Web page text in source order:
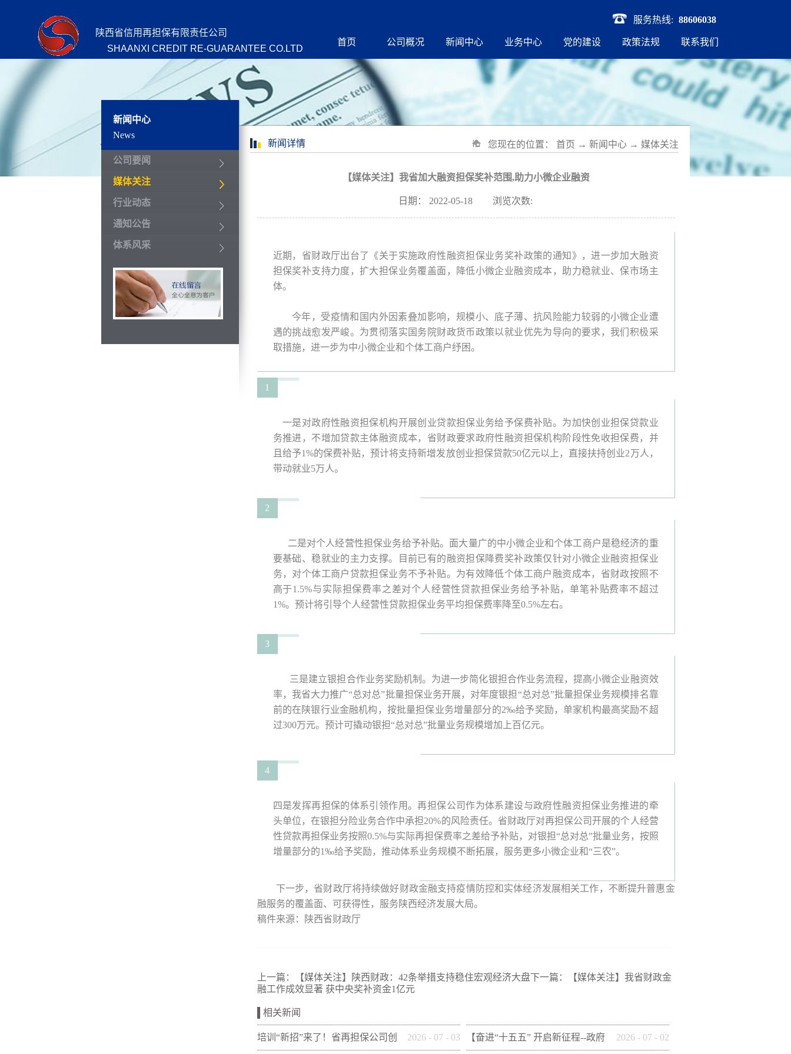
陕西省信用再担保有限责任公司
SHAANXI CREDIT RE-GUARANTEE CO.LTD
服务热线: 88606038
首页 公司概况 新闻中心 业务中心 党的建设 政策法规 联系我们
新闻中心
News
公司要闻
媒体关注
行业动态
通知公告
体系风采
新闻详情 您现在的位置： 首页 → 新闻中心 → 媒体关注
【媒体关注】我省加大融资担保奖补范围,助力小微企业融资
日期： 2022-05-18 浏览次数:
近期，省财政厅出台了《关于实施政府性融资担保业务奖补政策的通知》，进一步加大融资
担保奖补支持力度，扩大担保业务覆盖面，降低小微企业融资成本，助力稳就业、保市场主
体。
今年，受疫情和国内外因素叠加影响，规模小、底子薄、抗风险能力较弱的小微企业遭
遇的挑战愈发严峻。为贯彻落实国务院财政货币政策以就业优先为导向的要求，我们积极采
取措施，进一步为中小微企业和个体工商户纾困。
1
一是对政府性融资担保机构开展创业贷款担保业务给予保费补贴。为加快创业担保贷款业
务推进，不增加贷款主体融资成本，省财政要求政府性融资担保机构阶段性免收担保费，并
且给予1%的保费补贴，预计将支持新增发放创业担保贷款50亿元以上，直接扶持创业2万人，
带动就业5万人。
2
二是对个人经营性担保业务给予补贴。面大量广的中小微企业和个体工商户是稳经济的重
要基础、稳就业的主力支撑。目前已有的融资担保降费奖补政策仅针对小微企业融资担保业
务，对个体工商户贷款担保业务不予补贴。为有效降低个体工商户融资成本，省财政按照不
高于1.5%与实际担保费率之差对个人经营性贷款担保业务给予补贴，单笔补贴费率不超过
1%。预计将引导个人经营性贷款担保业务平均担保费率降至0.5%左右。
3
三是建立银担合作业务奖励机制。为进一步简化银担合作业务流程，提高小微企业融资效
率，我省大力推广“总对总”批量担保业务开展，对年度银担“总对总”批量担保业务规模排名靠
前的在陕银行业金融机构，按批量担保业务增量部分的2‰给予奖励，单家机构最高奖励不超
过300万元。预计可撬动银担“总对总”批量业务规模增加上百亿元。
4
四是发挥再担保的体系引领作用。再担保公司作为体系建设与政府性融资担保业务推进的牵
头单位，在银担分险业务合作中承担20%的风险责任。省财政厅对再担保公司开展的个人经营
性贷款再担保业务按照0.5%与实际再担保费率之差给予补贴，对银担“总对总”批量业务，按照
增量部分的1‰给予奖励，推动体系业务规模不断拓展，服务更多小微企业和“三农”。
下一步，省财政厅将持续做好财政金融支持疫情防控和实体经济发展相关工作，不断提升普惠金
融服务的覆盖面、可获得性，服务陕西经济发展大局。
稿件来源：陕西省财政厅
上一篇： 【媒体关注】陕西财政：42条举措支持稳住宏观经济大盘下一篇：
【媒体关注】我省财政金
融工作成效显著 获中央奖补资金1亿元
相关新闻
培训“新招”来了！省再担保公司创 2026 - 07 - 03 【奋进“十五五” 开启新征程--政府 2026 - 07 - 02